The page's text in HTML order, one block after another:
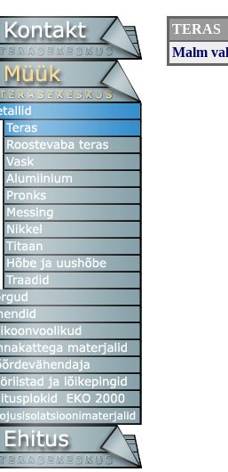
TERAS
Malm